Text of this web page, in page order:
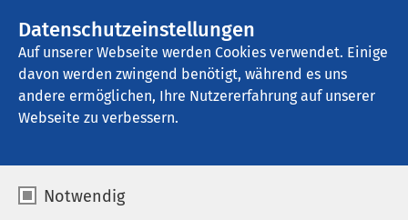
Datenschutzeinstellungen
Auf unserer Webseite werden Cookies verwendet. Einige
davon werden zwingend benötigt, während es uns
andere ermöglichen, Ihre Nutzererfahrung auf unserer
Webseite zu verbessern.
Notwendig